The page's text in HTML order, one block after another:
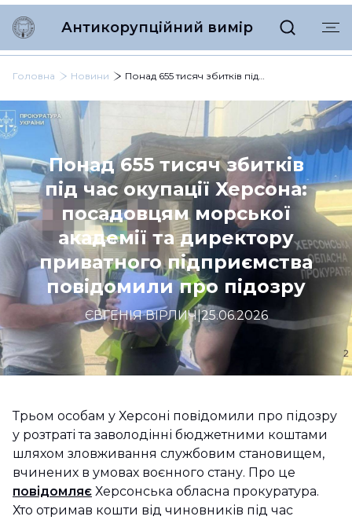
Антикорупційний вимір
Головна Новини Понад 655 тисяч збитків під час окупації Херсона: посадовцям морської академії та директору приватного підприємства повідомили про підозру
Понад 655 тисяч збитків
під час окупації Херсона:
посадовцям морської
академії та директору
приватного підприємства
повідомили про підозру
ЄВГЕНІЯ ВІРЛИЧ|25.06.2026
Трьом особам у Херсоні повідомили про підозру
у розтраті та заволодінні бюджетними коштами
шляхом зловживання службовим становищем,
вчинених в умовах воєнного стану. Про це
повідомляє Херсонська обласна прокуратура.
Хто отримав кошти від чиновників під час